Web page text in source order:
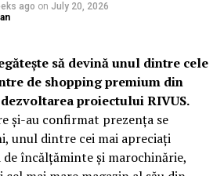
ago on July 20, 2026
să devină unul dintre cele
de shopping premium din
proiectului RIVUS.
și-au confirmat prezența se
unul dintre cei mai apreciați
încălțăminte și marochinărie,